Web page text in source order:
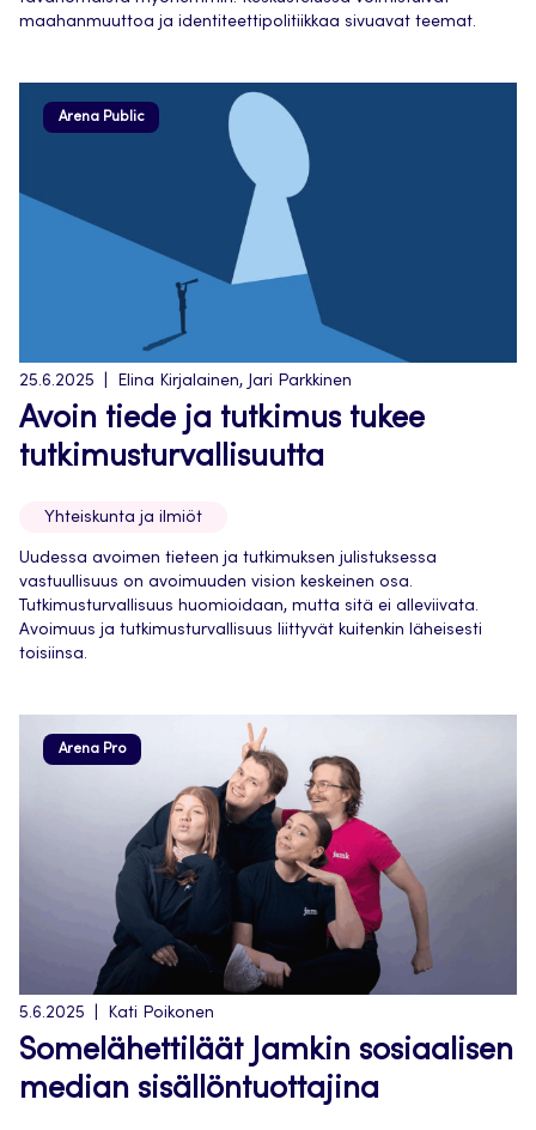
maahanmuuttoa ja identiteettipolitiikkaa sivuavat teemat.
Arena Public
25.6.2025 Elina Kirjalainen, Jari Parkkinen
Avoin tiede ja tutkimus tukee
tutkimusturvallisuutta
Yhteiskunta ja ilmiöt
Uudessa avoimen tieteen ja tutkimuksen julistuksessa
vastuullisuus on avoimuuden vision keskeinen osa.
Tutkimusturvallisuus huomioidaan, mutta sitä ei alleviivata.
Avoimuus ja tutkimusturvallisuus liittyvät kuitenkin läheisesti
toisiinsa.
Arena Pro
5.6.2025 Kati Poikonen
Somelähettiläät Jamkin sosiaalisen
median sisällöntuottajina